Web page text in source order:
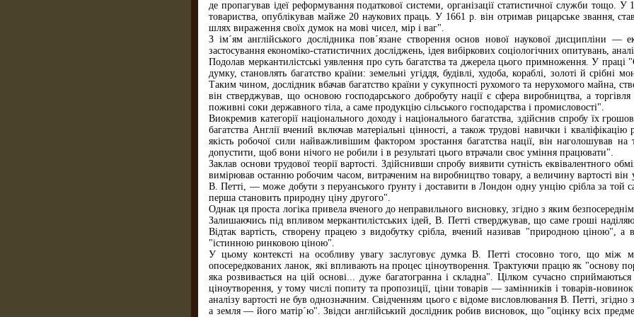
де пропагував ідеї реформування податкової системи, організації статистичної служби тощо.
товариства, опублікував майже 20 наукових праць. У 1661 р. він отримав рицарське звання,
шлях вираження своїх думок на мові чисел, мір і ваг".
З ім´ям англійського дослідника пов´язане створення основ нової наукової дисципліни —
застосування економіко-статистичних досліджень, ідея вибіркових соціологічних опитувань,
Подолав меркантилістські уявлення про суть багатства та джерела цього примноження. У
думку, становлять багатство країни: земельні угіддя, будівлі, худоба, кораблі, золоті й
Таким чином, дослідник вбачав багатство країни у сукупності рухомого та нерухомого майна,
він стверджував, що основою господарського добробуту нації є сфера виробництва, а
поживні соки державного тіла, а саме продукцію сільського господарства і промисловості".
Виокремив категорії національного доходу і національного багатства, здійснив спробу їх
багатства Англії вчений включав матеріальні цінності, а також трудові навички і
якість робочої сили найважливішим фактором зростання багатства нації, він наголошував
допустити, щоб вони нічого не робили і в результаті цього втрачали своє уміння працювати".
Заклав основи трудової теорії вартості. Здійснивши спробу виявити сутність еквівалентного
вимірював останню робочим часом, витраченим на виробництво товару, а величину вартості
В. Петті, — може добути з перуанського ґрунту і доставити в Лондон одну унцію срібла за той
перша становить природну ціну другого".
Однак ця проста логіка привела вченого до неправильного висновку, згідно з яким
Залишаючись під впливом меркантилістських ідей, В. Петті стверджував, що саме гроші
Відтак вартість, створену працею з видобутку срібла, вчений називав "природною ціною",
"істинною ринковою ціною".
У цьому контексті на особливу увагу заслуговує думка В. Петті стосовно того, що між
опосередкованих ланок, які впливають на процес ціноутворення. Трактуючи працю як "основу
яка розвивається на цій основі... дуже багатогранна і складна". Цілком сучасно
ціноутворення, у тому числі попиту та пропозиції, ціни товарів — замінників і товарів-
аналізу вартості не був однозначним. Свідченням цього є відоме висловлювання В. Петті,
а земля — його матір´ю". Звідси англійський дослідник робив висновок, що "оцінку всіх